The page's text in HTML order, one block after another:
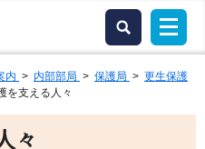
内 > 内部部局 > 保護局 > 更生保護
を支える人々
々